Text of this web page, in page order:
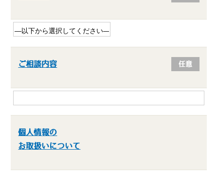
ご相談内容 任意
個人情報の
お取扱いについて